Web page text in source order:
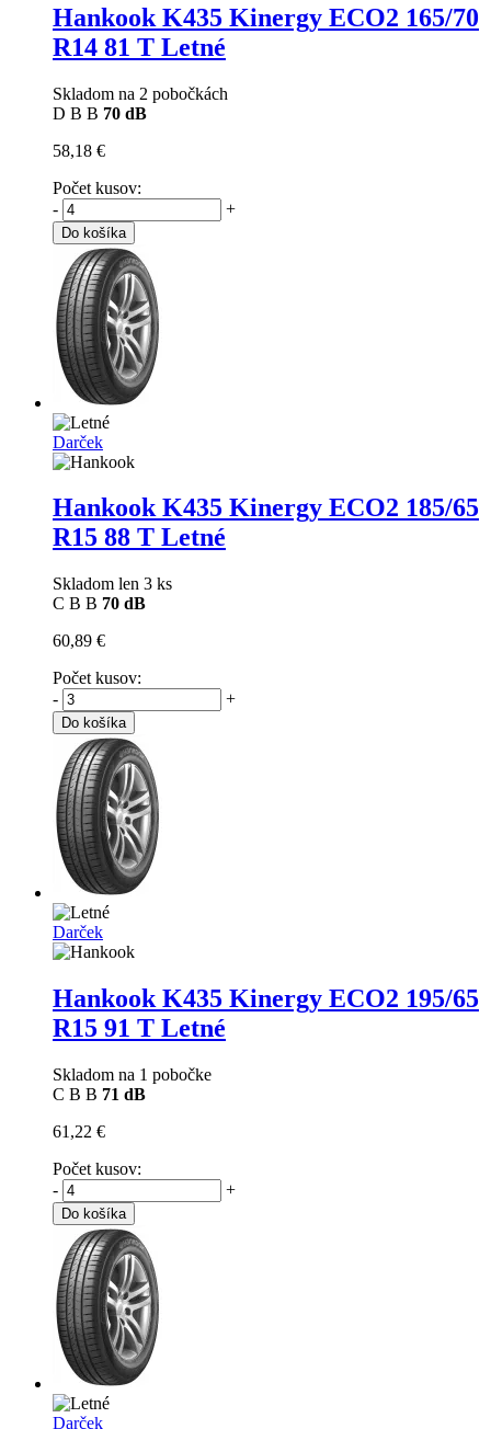
Hankook K435 Kinergy ECO2 165/70
R14 81 T Letné
Skladom na 2 pobočkách
D B B 70 dB
58,18 €
Počet kusov:
-
+
Do košíka
Darček
Hankook K435 Kinergy ECO2 185/65
R15 88 T Letné
Skladom len 3 ks
C B B 70 dB
60,89 €
Počet kusov:
-
+
Do košíka
Darček
Hankook K435 Kinergy ECO2 195/65
R15 91 T Letné
Skladom na 1 pobočke
C B B 71 dB
61,22 €
Počet kusov:
-
+
Do košíka
Darček